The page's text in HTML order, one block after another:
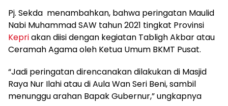
Pj. Sekda menambahkan, bahwa peringatan Maulid
Nabi Muhammad SAW tahun 2021 tingkat Provinsi
Kepriakan diisi dengan kegiatan Tabligh Akbar atau
Ceramah Agama oleh Ketua Umum BKMT Pusat.
“Jadi peringatan direncanakan dilakukan di Masjid
Raya Nur Ilahi atau di Aula Wan Seri Beni, sambil
menunggu arahan Bapak Gubernur,” ungkapnya